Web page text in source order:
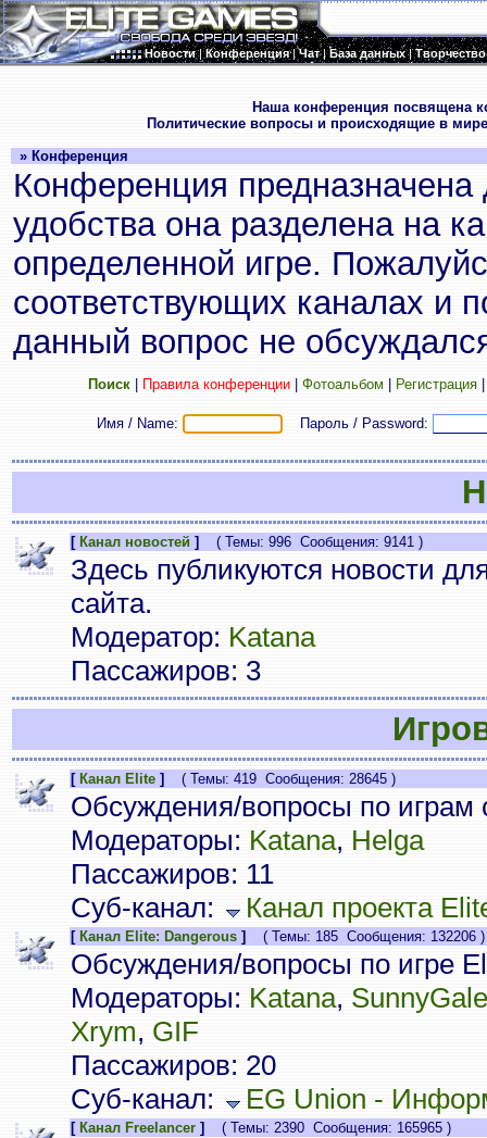
Новости|Конференция|Чат|База данных|Творчество
Наша конференция посвящена
Политические вопросы и происходящие в
» Конференция
Конференция
удобства она разделена на
определенной игре.
соответствующих каналах и
данный вопрос не
Поиск| Правила конференции| Фотоальбом Регистрация
Имя / Name: Пароль / Password:
[ Канал новостей ] ( Темы: 996 Сообщения: 9141 )
Здесь публикуются новости
сайта.
Модератор: Katana
Пассажиров: 3
[ Канал Elite ] ( Темы: 419 Сообщения: 28645 )
Обсуждения/вопросы по играм
Модераторы: Katana, Helga
Пассажиров: 11
Суб-канал:
Канал проекта
[ Канал Elite: Dangerous ] ( Темы: 185 Сообщения: 132206 )
Обсуждения/вопросы по игре
Модераторы: Katana, SunnyGale
Xrym, GIF
Пассажиров: 20
Суб-канал:
EG Union -
[ Канал Freelancer ] ( Темы: 2390 Сообщения: 165965 )